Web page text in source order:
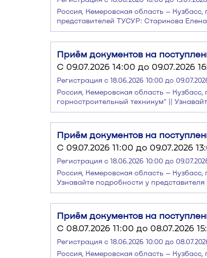
Россия, Кемеровская область –
представителей ТУСУР: Старикова
Приём документов на
C 09.07.2026 14:00 до 09.07.2026
Регистрация с 18.06.2026 10:00 до
Россия, Кемеровская область –
горностроительный техникум" ||
Приём документов на
C 09.07.2026 11:00 до 09.07.2026
Регистрация с 18.06.2026 10:00 до
Россия, Кемеровская область –
Узнавайте подробности у
Приём документов на
C 08.07.2026 11:00 до 08.07.2026
Регистрация с 18.06.2026 10:00 до
Россия, Кемеровская область –